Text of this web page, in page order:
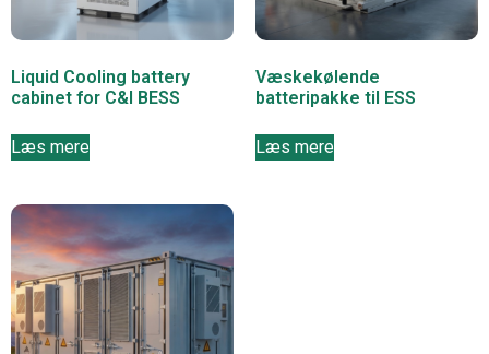
Liquid Cooling battery
cabinet for C&I BESS
Læs mere
Væskekølende
batteripakke til ESS
Læs mere